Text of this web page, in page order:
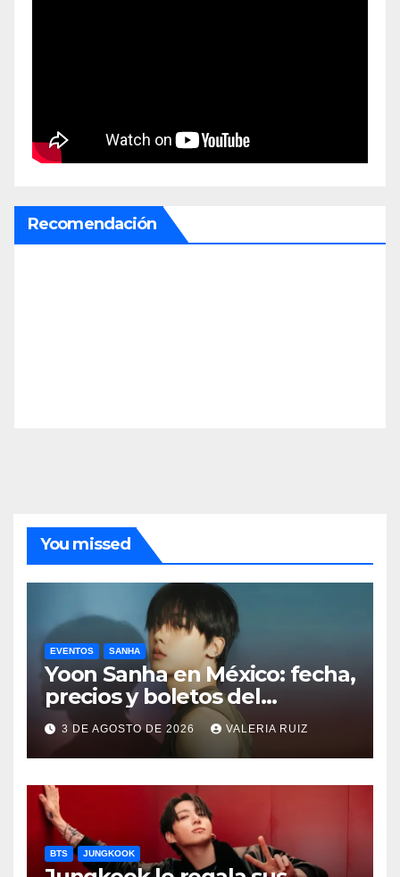
Recomendación
You missed
EVENTOS SANHA
Yoon Sanha en México: fecha,
precios y boletos del
FANCON
3 DE AGOSTO DE 2026 VALERIA RUIZ
BTS JUNGKOOK